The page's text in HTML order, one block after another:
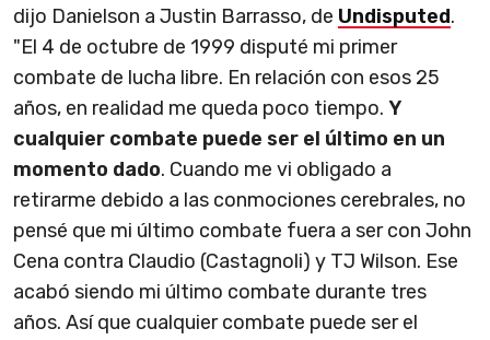
dijo Danielson a Justin Barrasso, de Undisputed.
"El 4 de octubre de 1999 disputé mi primer
combate de lucha libre. En relación con esos 25
años, en realidad me queda poco tiempo. Y
cualquier combate puede ser el último en un
momento dado. Cuando me vi obligado a
retirarme debido a las conmociones cerebrales, no
pensé que mi último combate fuera a ser con John
Cena contra Claudio (Castagnoli) y TJ Wilson. Ese
acabó siendo mi último combate durante tres
años. Así que cualquier combate puede ser el